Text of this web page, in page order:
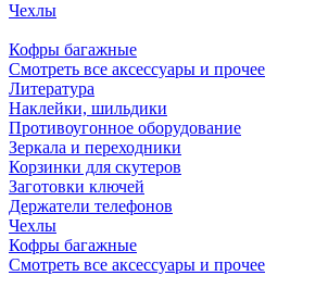
Чехлы
Кофры багажные
Смотреть все аксессуары и прочее
Литература
Наклейки, шильдики
Противоугонное оборудование
Зеркала и переходники
Корзинки для скутеров
Заготовки ключей
Держатели телефонов
Чехлы
Кофры багажные
Смотреть все аксессуары и прочее